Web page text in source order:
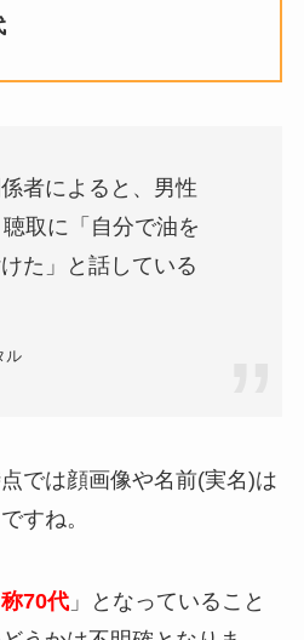
者によると、男性
取に「自分で油を
た」と話している
ル
では顔画像や名前(実名)は
すね。
70代」となっていること